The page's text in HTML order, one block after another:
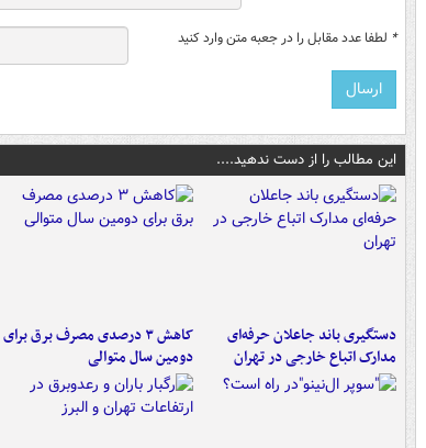
* لطفا عدد مقابل را در جعبه متن وارد کنید
این مطالب را از دست ندهید....
دستگیری باند جاعلان حرفه‌ای
مدارک اتباع خارجی در تهران
کاهش ۳ درصدی مصرف برق برای
دومین سال متوالی